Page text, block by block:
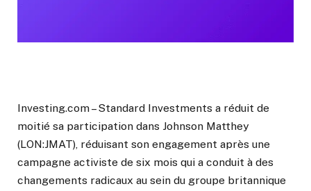
Investing.com – Standard Investments a réduit de
moitié sa participation dans Johnson Matthey
(LON:JMAT), réduisant son engagement après une
campagne activiste de six mois qui a conduit à des
changements radicaux au sein du groupe britannique